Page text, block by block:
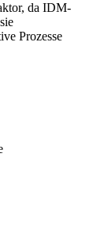
da IDM-
Prozesse